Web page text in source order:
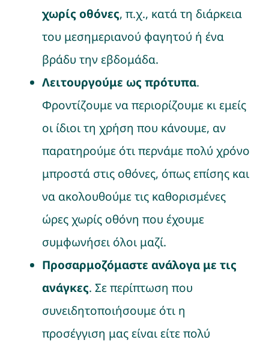
χωρίς οθόνες, π.χ., κατά τη διάρκεια
του μεσημεριανού φαγητού ή ένα
βράδυ την εβδομάδα.
Λειτουργούμε ως πρότυπα.
Φροντίζουμε να περιορίζουμε κι εμείς
οι ίδιοι τη χρήση που κάνουμε, αν
παρατηρούμε ότι περνάμε πολύ χρόνο
μπροστά στις οθόνες, όπως επίσης και
να ακολουθούμε τις καθορισμένες
ώρες χωρίς οθόνη που έχουμε
συμφωνήσει όλοι μαζί.
Προσαρμοζόμαστε ανάλογα με τις
ανάγκες. Σε περίπτωση που
συνειδητοποιήσουμε ότι η
προσέγγιση μας είναι είτε πολύ